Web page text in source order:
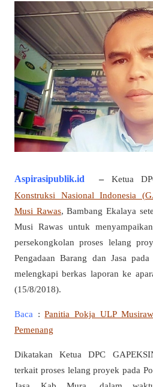
Aspirasipublik.id – Ketua
Konstruksi Nasional Indonesia
Musi Rawas, Bambang Ekalaya
Musi Rawas untuk
persekongkolan proses lelang
Pengadaan Barang dan Jasa
melengkapi berkas laporan ke
(15/8/2018).
Baca :Panitia Pokja ULP
Pemenang
Dikatakan Ketua DPC
terkait proses lelang proyek pada